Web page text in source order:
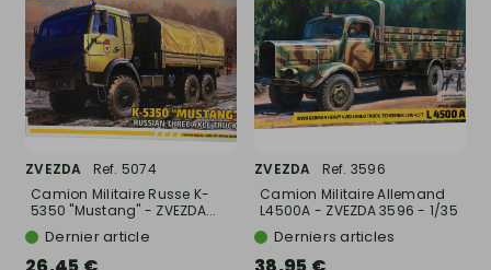
ZVEZDA
Ref. 5074
Camion Militaire Russe K-
5350 "Mustang" - ZVEZDA...
Dernier article
ZVEZDA
Ref. 3596
Camion Militaire Allemand
L4500A - ZVEZDA 3596 - 1/35
Derniers articles